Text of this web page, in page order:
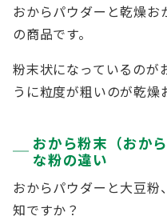
おからパウダーと乾燥お
の商品です。
粉末状になっているのが
うに粒度が粗いのが乾燥
おから粉末（おか
な粉の違い
おからパウダーと大豆
知ですか？